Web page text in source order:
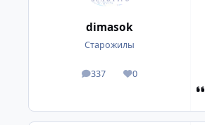
dimasok
Старожилы
337
посты 0
Репутация